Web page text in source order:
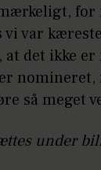
for
vi var
det ikke er
nomineret,
så meget
under